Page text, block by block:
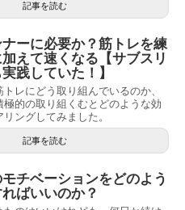
記事を読む
ーに必要か？筋トレを練
えて速くなる【サブスリ
践していた！】
レにどう取り組んでいるのか、
極的の取り組くむとどのような効
ングしてみました。
記事を読む
チベーションをどのよう
ばいいのか？